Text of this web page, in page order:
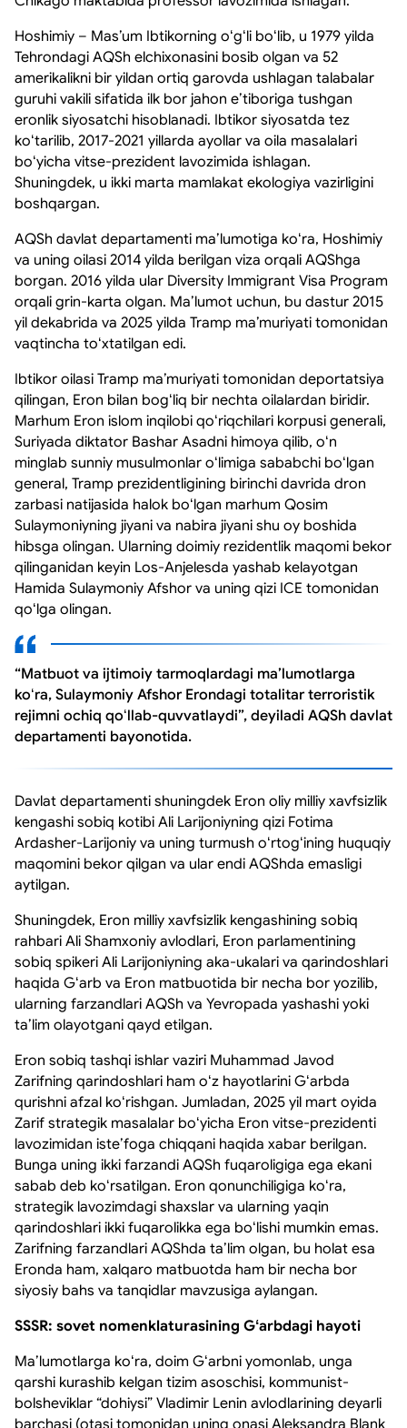
Hoshimiy – Masʼum Ibtikorning oʻgʻli boʻlib, u 1979 yilda
Tehrondagi AQSh elchixonasini bosib olgan va 52
amerikalikni bir yildan ortiq garovda ushlagan talabalar
guruhi vakili sifatida ilk bor jahon eʼtiboriga tushgan
eronlik siyosatchi hisoblanadi. Ibtikor siyosatda tez
koʻtarilib, 2017-2021 yillarda ayollar va oila masalalari
boʻyicha vitse-prezident lavozimida ishlagan.
Shuningdek, u ikki marta mamlakat ekologiya vazirligini
boshqargan.
AQSh davlat departamenti maʼlumotiga koʻra, Hoshimiy
va uning oilasi 2014 yilda berilgan viza orqali AQShga
borgan. 2016 yilda ular Diversity Immigrant Visa Program
orqali grin-karta olgan. Maʼlumot uchun, bu dastur 2015
yil dekabrida va 2025 yilda Tramp maʼmuriyati tomonidan
vaqtincha toʻxtatilgan edi.
Ibtikor oilasi Tramp maʼmuriyati tomonidan deportatsiya
qilingan, Eron bilan bogʻliq bir nechta oilalardan biridir.
Marhum Eron islom inqilobi qoʻriqchilari korpusi generali,
Suriyada diktator Bashar Asadni himoya qilib, oʻn
minglab sunniy musulmonlar oʻlimiga sababchi boʻlgan
general, Tramp prezidentligining birinchi davrida dron
zarbasi natijasida halok boʻlgan marhum Qosim
Sulaymoniyning jiyani va nabira jiyani shu oy boshida
hibsga olingan. Ularning doimiy rezidentlik maqomi bekor
qilinganidan keyin Los-Anjelesda yashab kelayotgan
Hamida Sulaymoniy Afshor va uning qizi ICE tomonidan
qoʻlga olingan.
“Matbuot va ijtimoiy tarmoqlardagi maʼlumotlarga
koʻra, Sulaymoniy Afshor Erondagi totalitar terroristik
rejimni ochiq qoʻllab-quvvatlaydi”, deyiladi AQSh davlat
departamenti bayonotida.
Davlat departamenti shuningdek Eron oliy milliy xavfsizlik
kengashi sobiq kotibi Ali Larijoniyning qizi Fotima
Ardasher-Larijoniy va uning turmush oʻrtogʻining huquqiy
maqomini bekor qilgan va ular endi AQShda emasligi
aytilgan.
Shuningdek, Eron milliy xavfsizlik kengashining sobiq
rahbari Ali Shamxoniy avlodlari, Eron parlamentining
sobiq spikeri Ali Larijoniyning aka-ukalari va qarindoshlari
haqida Gʻarb va Eron matbuotida bir necha bor yozilib,
ularning farzandlari AQSh va Yevropada yashashi yoki
taʼlim olayotgani qayd etilgan.
Eron sobiq tashqi ishlar vaziri Muhammad Javod
Zarifning qarindoshlari ham oʻz hayotlarini Gʻarbda
qurishni afzal koʻrishgan. Jumladan, 2025 yil mart oyida
Zarif strategik masalalar boʻyicha Eron vitse-prezidenti
lavozimidan isteʼfoga chiqqani haqida xabar berilgan.
Bunga uning ikki farzandi AQSh fuqaroligiga ega ekani
sabab deb koʻrsatilgan. Eron qonunchiligiga koʻra,
strategik lavozimdagi shaxslar va ularning yaqin
qarindoshlari ikki fuqarolikka ega boʻlishi mumkin emas.
Zarifning farzandlari AQShda taʼlim olgan, bu holat esa
Eronda ham, xalqaro matbuotda ham bir necha bor
siyosiy bahs va tanqidlar mavzusiga aylangan.
SSSR: sovet nomenklaturasining Gʻarbdagi hayoti
Maʼlumotlarga koʻra, doim Gʻarbni yomonlab, unga
qarshi kurashib kelgan tizim asoschisi, kommunist-
bolsheviklar “dohiysi” Vladimir Lenin avlodlarining deyarli
barchasi (otasi tomonidan uning onasi Aleksandra Blank